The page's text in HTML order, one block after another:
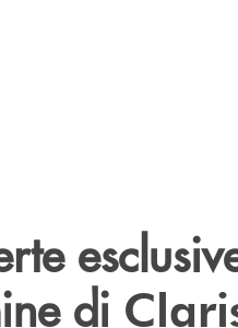
di